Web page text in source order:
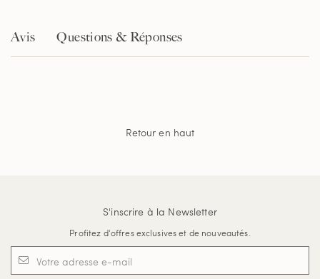
Avis Questions & Réponses
Retour en haut
S'inscrire à la Newsletter
Profitez d'offres exclusives et de nouveautés.